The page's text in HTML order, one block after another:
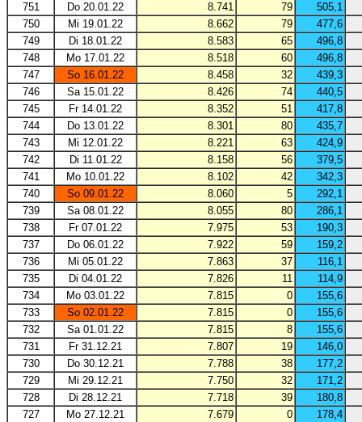
751
Do 20.01.22 8.741 79
505,1
750
Mi 19.01.22 8.662 79
477,6
749
Di 18.01.22 8.583 65
496,8
748
Mo 17.01.22 8.518 60
496,8
747
So 16.01.22 8.458 32
439,3
746
Sa 15.01.22 8.426 74
440,5
745
Fr 14.01.22 8.352 51
417,8
744
Do 13.01.22 8.301 80
435,7
743
Mi 12.01.22 8.221 63
424,9
742
Di 11.01.22 8.158 56
379,5
741
Mo 10.01.22 8.102 42
342,3
740
So 09.01.22 8.060 5
292,1
739
Sa 08.01.22 8.055 80
286,1
738
Fr 07.01.22 7.975 53
190,3
737
Do 06.01.22 7.922 59
159,2
736
Mi 05.01.22 7.863 37
116,1
735
Di 04.01.22 7.826 11
114,9
734
Mo 03.01.22 7.815 0
155,6
733
So 02.01.22 7.815 0
155,6
732
Sa 01.01.22 7.815 8
155,6
731
Fr 31.12.21 7.807 19
146,0
730
Do 30.12.21 7.788 38
177,2
729
Mi 29.12.21 7.750 32
171,2
728
Di 28.12.21 7.718 39
180,8
727
Mo 27.12.21 7.679 0
178,4